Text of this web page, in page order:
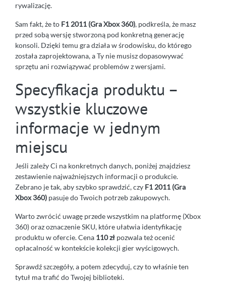
rywalizację.
Sam fakt, że to F1 2011 (Gra Xbox 360), podkreśla, że masz
przed sobą wersję stworzoną pod konkretną generację
konsoli. Dzięki temu gra działa w środowisku, do którego
została zaprojektowana, a Ty nie musisz dopasowywać
sprzętu ani rozwiązywać problemów z wersjami.
Specyfikacja produktu –
wszystkie kluczowe
informacje w jednym
miejscu
Jeśli zależy Ci na konkretnych danych, poniżej znajdziesz
zestawienie najważniejszych informacji o produkcie.
Zebrano je tak, aby szybko sprawdzić, czy F1 2011 (Gra
Xbox 360) pasuje do Twoich potrzeb zakupowych.
Warto zwrócić uwagę przede wszystkim na platformę (Xbox
360) oraz oznaczenie SKU, które ułatwia identyfikację
produktu w ofercie. Cena 110 zł pozwala też ocenić
opłacalność w kontekście kolekcji gier wyścigowych.
Sprawdź szczegóły, a potem zdecyduj, czy to właśnie ten
tytuł ma trafić do Twojej biblioteki.